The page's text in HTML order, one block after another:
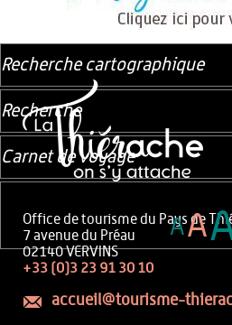
Office de tourisme du Pays de
7 avenue du Préau
02140 VERVINS
+33 (0)3 23 91 30 10
accueil@tourisme-
Recherche cartographique
Recherche
Carnet de voyage
AA